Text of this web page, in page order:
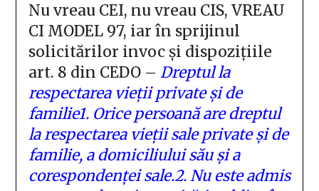
Nu vreau CEI, nu vreau CIS, VREAU
CI MODEL 97, iar în sprijinul
solicitărilor invoc și dispozițiile
art. 8 din CEDO – Dreptul la
respectarea vieții private și de
familie1. Orice persoană are dreptul
la respectarea vieții sale private și de
familie, a domiciliului său și a
corespondenței sale.2. Nu este admis